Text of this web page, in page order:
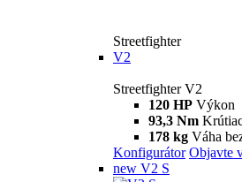
Streetfighter
V2
Streetfighter V2
120 HP Výkon
93,3 Nm
178 kg Váha
Konfigurátor Objavte
new V2 S